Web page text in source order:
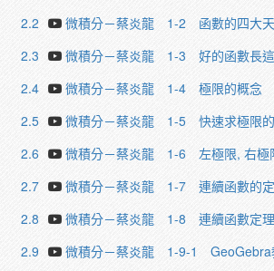
2.2
微積分－蔡炎龍 1-2 函數的四大
2.3
微積分－蔡炎龍 1-3 好的函數長
2.4
微積分－蔡炎龍 1-4 極限的概念
2.5
微積分－蔡炎龍 1-5 快速求極限
2.6
微積分－蔡炎龍 1-6 左極限, 右極
2.7
微積分－蔡炎龍 1-7 連續函數的
2.8
微積分－蔡炎龍 1-8 連續函數定理
2.9
微積分－蔡炎龍 1-9-1 GeoGebra